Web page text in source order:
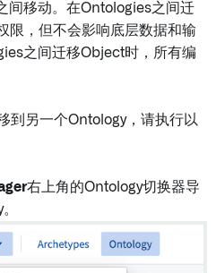
间移动。在Ontologies之间迁
限，但不会影响底层数据和输
之间迁移Object时，所有编
到另一个Ontology，请执行以
右上角的Ontology切换器导